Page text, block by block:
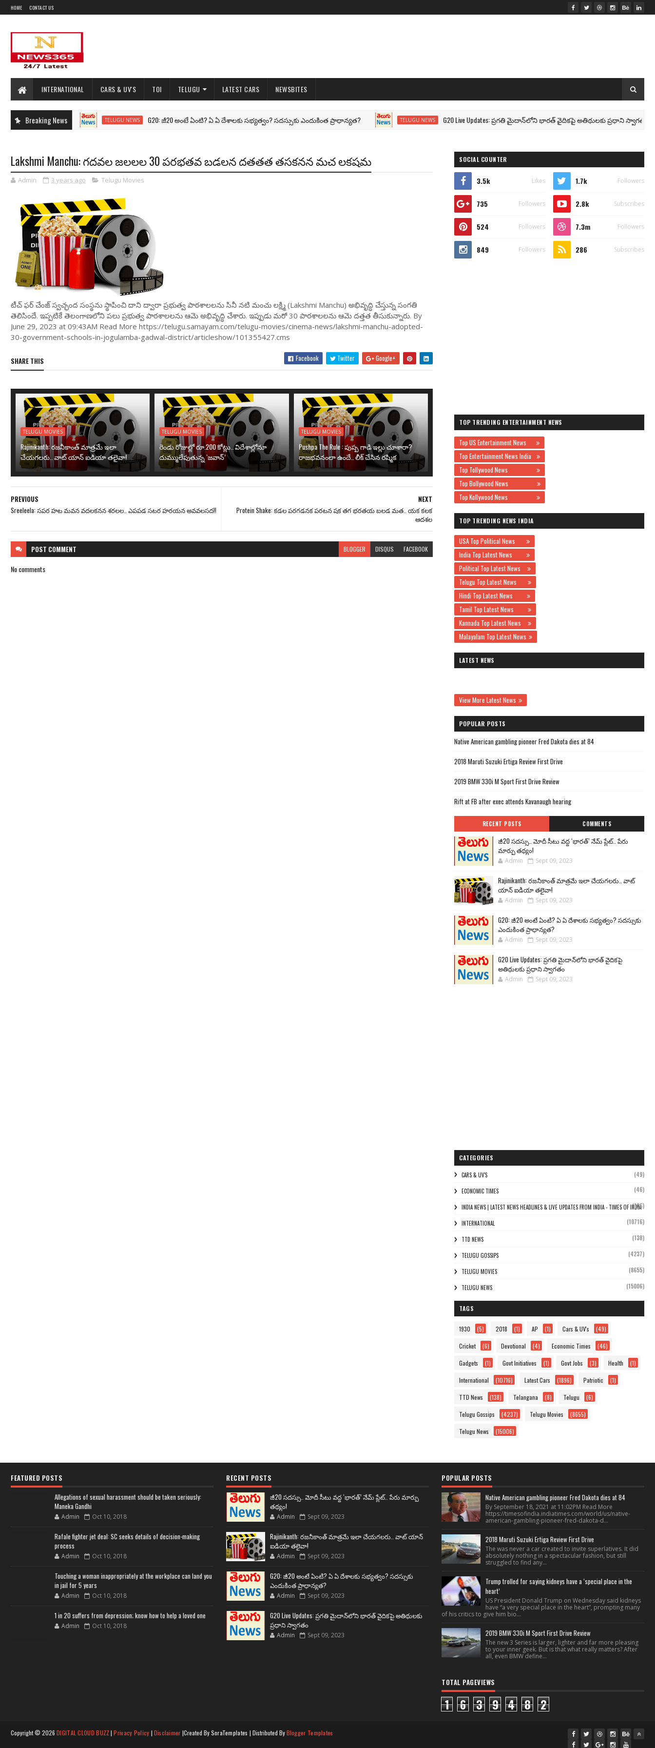
HOME CONTACT US
INTERNATIONAL CARS & UV'S TOI TELUGU LATEST CARS NEWSBITES
Breaking News TELUGU NEWS G20: జీ20 అంటే ఏంటి? ఏ ఏ దేశాలకు సభ్యత్వం? సదస్సుకు ఎందుకింత ప్రాధాన్యత? TELUGU NEWS G20 Live Updates: ప్రగతి మైదాన్‌లోని భారత్ వైదికపై అతిథులకు ప్రధాని స్వాగతం
Lakshmi Manchu: గదవల జలలల 30 పరభతవ బడలన దతతత తసకనన మచ లకషమ
Admin 3 years ago Telugu Movies
టీచ్ ఫర్ చేంజ్ స్వచ్ఛంద సంస్థను స్థాపించి దాని ద్వారా ప్రభుత్వ పాఠశాలలను సినీ నటి మంచు లక్ష్మి (Lakshmi Manchu) అభివృద్ధి చేస్తున్న సంగతి
తెలిసిందే. ఇప్పటికే తెలంగాణలోని పలు ప్రభుత్వ పాఠశాలలను ఆమె అభివృద్ధి చేశారు. ఇప్పుడు మరో 30 పాఠశాలలను ఆమె దత్తత తీసుకున్నారు. By
June 29, 2023 at 09:43AM Read More https://telugu.samayam.com/telugu-movies/cinema-news/lakshmi-manchu-adopted-
30-government-schools-in-jogulamba-gadwal-district/articleshow/101355427.cms
SHARE THIS Facebook Twitter Google+
TELUGU MOVIES
Rajinikanth: రజనీకాంత్ మాత్రమే ఇలా
చేయగలరు.. వాట్ యాన్ ఐడియా తలైవా!
TELUGU MOVIES
రెండు రోజుల్లో రూ.200 కోట్లు.. విదేశాల్లోనూ
దుమ్ములేపుతున్న ‘జవాన్’
TELUGU MOVIES
Pushpa The Rule : పుష్ప గాడి ఇల్లు చూశారా?
రాజభవనంలా ఉందే.. లీక్ చేసిన రష్మిక
NEXT
Protein Shake: కడల పరగడనక పరటన షక తగ భరతయ బలడ మత.. యక కలక
ఆదశల
PREVIOUS
Sreeleela: సపర హట మవన వదలకనన శరలల.. ఎపపడ సటర హరయన అవవలసద!!
POST COMMENT BLOGGER DISQUS FACEBOOK
No comments
SOCIAL COUNTER
3.5k Likes 1.7k Followers
735 Followers 2.8k Subscribes
524 Followers 7.3m Followers
849 Followers 286 Subscribes
TOP TRENDING ENTERTAINMENT NEWS
Top US Entertainment News
Top Entertainment News India
Top Tollywood News
Top Bollywood News
Top Kollywood News
TOP TRENDING NEWS INDIA
USA Top Political News
India Top Latest News
Political Top Latest News
Telugu Top Latest News
Hindi Top Latest News
Tamil Top Latest News
Kannada Top Latest News
Malayalam Top Latest News
LATEST NEWS
View More Latest News
POPULAR POSTS
Native American gambling pioneer Fred Dakota dies at 84
2018 Maruti Suzuki Ertiga Review First Drive
2019 BMW 330i M Sport First Drive Review
Rift at FB after exec attends Kavanaugh hearing
RECENT POSTS COMMENTS
జీ20 సదస్సు.. మోదీ సీటు వద్ద ‘భారత్’ నేమ్ ప్లేట్‌.. పేరు
మార్పు తథ్యం!
Admin Sept 09, 2023
Rajinikanth: రజనీకాంత్ మాత్రమే ఇలా చేయగలరు.. వాట్
యాన్ ఐడియా తలైవా!
Admin Sept 09, 2023
G20: జీ20 అంటే ఏంటి? ఏ ఏ దేశాలకు సభ్యత్వం? సదస్సుకు
ఎందుకింత ప్రాధాన్యత?
Admin Sept 09, 2023
G20 Live Updates: ప్రగతి మైదాన్‌లోని భారత్ వైదికపై
అతిథులకు ప్రధాని స్వాగతం
Admin Sept 09, 2023
CATEGORIES
CARS & UV'S (49)
ECONOMIC TIMES (46)
INDIA NEWS | LATEST NEWS HEADLINES & LIVE UPDATES FROM INDIA - TIMES OF INDIA
(106)
INTERNATIONAL (10716)
TTD NEWS (138)
TELUGU GOSSIPS (4237)
TELUGU MOVIES (8655)
TELUGU NEWS (15006)
TAGS
1930 (5) 2018 (1) AP (1) Cars & UV's (49)
Cricket (6) Devotional (4) Economic Times (46)
Gadgets (1) Govt Initiatives (1) Govt Jobs (3) Health (1)
International (10716) Latest Cars (1896) Patriotic (1)
TTD News (138) Telangana (8) Telugu (6)
Telugu Gossips (4237) Telugu Movies (8655)
Telugu News (15006)
FEATURED POSTS
Allegations of sexual harassment should be taken seriously:
Maneka Gandhi
Admin Oct 10, 2018
Rafale fighter jet deal: SC seeks details of decision-making
process
Admin Oct 10, 2018
Touching a woman inappropriately at the workplace can land you
in jail for 5 years
Admin Oct 10, 2018
1 in 20 suffers from depression; know how to help a loved one
Admin Oct 10, 2018
RECENT POSTS
జీ20 సదస్సు.. మోదీ సీటు వద్ద ‘భారత్’ నేమ్ ప్లేట్‌.. పేరు మార్పు
తథ్యం!
Admin Sept 09, 2023
Rajinikanth: రజనీకాంత్ మాత్రమే ఇలా చేయగలరు.. వాట్ యాన్
ఐడియా తలైవా!
Admin Sept 09, 2023
G20: జీ20 అంటే ఏంటి? ఏ ఏ దేశాలకు సభ్యత్వం? సదస్సుకు
ఎందుకింత ప్రాధాన్యత?
Admin Sept 09, 2023
G20 Live Updates: ప్రగతి మైదాన్‌లోని భారత్ వైదికపై అతిథులకు
ప్రధాని స్వాగతం
Admin Sept 09, 2023
POPULAR POSTS
Native American gambling pioneer Fred Dakota dies at 84
By September 18, 2021 at 11:02PM Read More
https://timesofindia.indiatimes.com/world/us/native-
american-gambling-pioneer-fred-dakota-d...
2018 Maruti Suzuki Ertiga Review First Drive
The was never a car created to invite superlatives. It did
absolutely nothing in a spectacular fashion, but still
struggled to find any...
Trump trolled for saying kidneys have a ‘special place in the
heart’
US President Donald Trump on Wednesday said kidneys
have “a very special place in the heart”, prompting many
of his critics to give him bio...
2019 BMW 330i M Sport First Drive Review
The new 3 Series is larger, lighter and far more pleasing
to your inner geek. But is that what really matters? After
all, even BMW define...
TOTAL PAGEVIEWS
1 6 3 9 4 8 2
Copyright © 2026 DIGITAL CLOUD BUZZ|Privacy Policy | Disclaimer |Created BySoraTemplates | Distributed ByBlogger Templates